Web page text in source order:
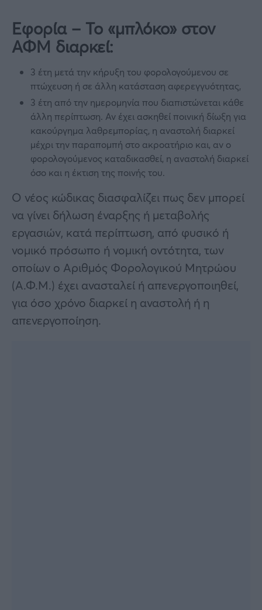
Εφορία – Το «μπλόκο» στον
ΑΦΜ διαρκεί:
3 έτη μετά την κήρυξη του φορολογούμενου σε
πτώχευση ή σε άλλη κατάσταση αφερεγγυότητας,
3 έτη από την ημερομηνία που διαπιστώνεται κάθε
άλλη περίπτωση. Αν έχει ασκηθεί ποινική δίωξη για
κακούργημα λαθρεμπορίας, η αναστολή διαρκεί
μέχρι την παραπομπή στο ακροατήριο και, αν ο
φορολογούμενος καταδικασθεί, η αναστολή διαρκεί
όσο και η έκτιση της ποινής του.
Ο νέος κώδικας διασφαλίζει πως δεν μπορεί
να γίνει δήλωση έναρξης ή μεταβολής
εργασιών, κατά περίπτωση, από φυσικό ή
νομικό πρόσωπο ή νομική οντότητα, των
οποίων ο Αριθμός Φορολογικού Μητρώου
(Α.Φ.Μ.) έχει ανασταλεί ή απενεργοποιηθεί,
για όσο χρόνο διαρκεί η αναστολή ή η
απενεργοποίηση.